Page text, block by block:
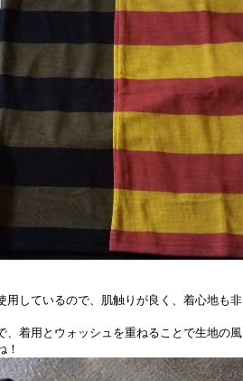
用しているので、肌触りが良く、着心地も非
、着用とウォッシュを重ねることで生地の風
！